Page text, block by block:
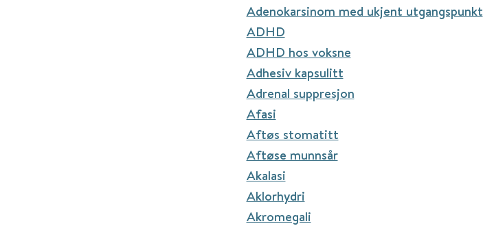
Adenokarsinom med ukjent utgangspunkt
ADHD
ADHD hos voksne
Adhesiv kapsulitt
Adrenal suppresjon
Afasi
Aftøs stomatitt
Aftøse munnsår
Akalasi
Aklorhydri
Akromegali